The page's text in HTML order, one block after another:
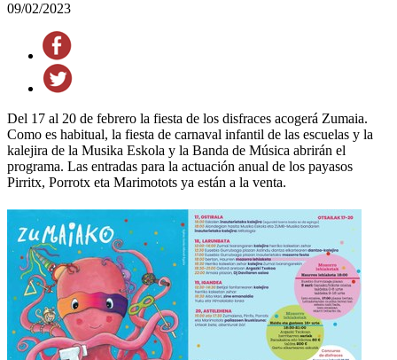
09/02/2023
Del 17 al 20 de febrero la fiesta de los disfraces acogerá Zumaia.
Como es habitual, la fiesta de carnaval infantil de las escuelas y la
kalejira de la Musika Eskola y la Banda de Música abrirán el
programa. Las entradas para la actuación anual de los payasos
Pirritx, Porrotx eta Marimotots ya están a la venta.